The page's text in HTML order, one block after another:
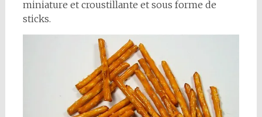
miniature et croustillante et sous forme de
sticks.